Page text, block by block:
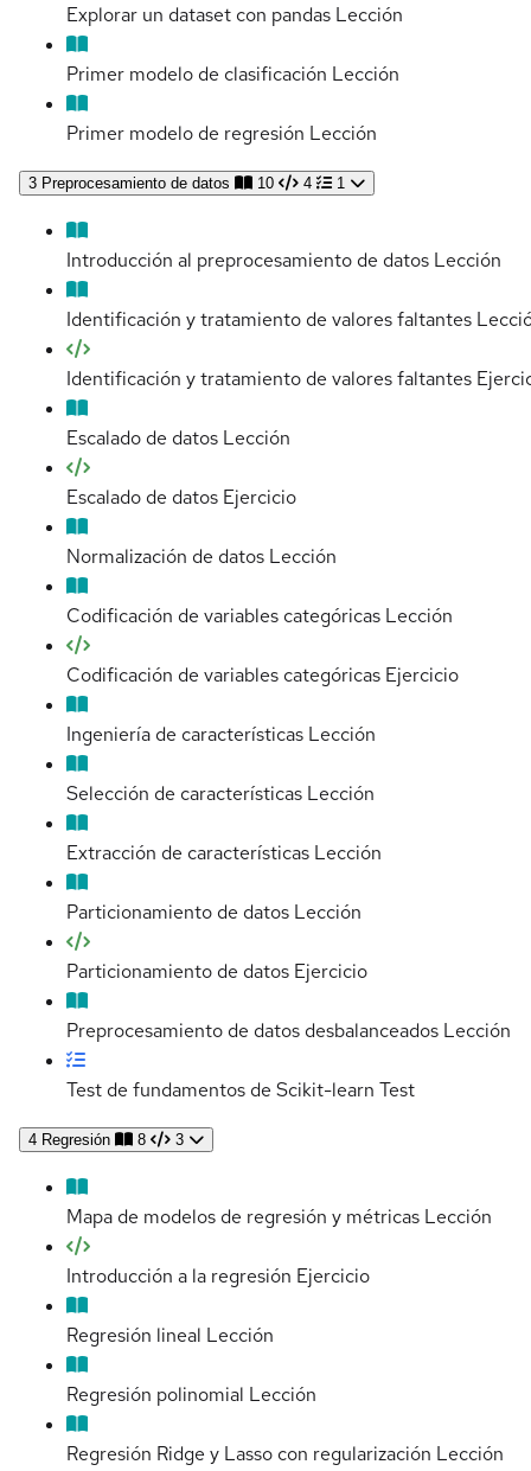
Explorar un dataset con pandas Lección
Primer modelo de clasificación Lección
Primer modelo de regresión Lección
3 Preprocesamiento de datos 10 4 1
Introducción al preprocesamiento de datos Lección
Identificación y tratamiento de valores faltantes
Identificación y tratamiento de valores faltantes
Escalado de datos Lección
Escalado de datos Ejercicio
Normalización de datos Lección
Codificación de variables categóricas Lección
Codificación de variables categóricas Ejercicio
Ingeniería de características Lección
Selección de características Lección
Extracción de características Lección
Particionamiento de datos Lección
Particionamiento de datos Ejercicio
Preprocesamiento de datos desbalanceados Lección
Test de fundamentos de Scikit-learn Test
4 Regresión 8 3
Mapa de modelos de regresión y métricas Lección
Introducción a la regresión Ejercicio
Regresión lineal Lección
Regresión polinomial Lección
Regresión Ridge y Lasso con regularización Lección